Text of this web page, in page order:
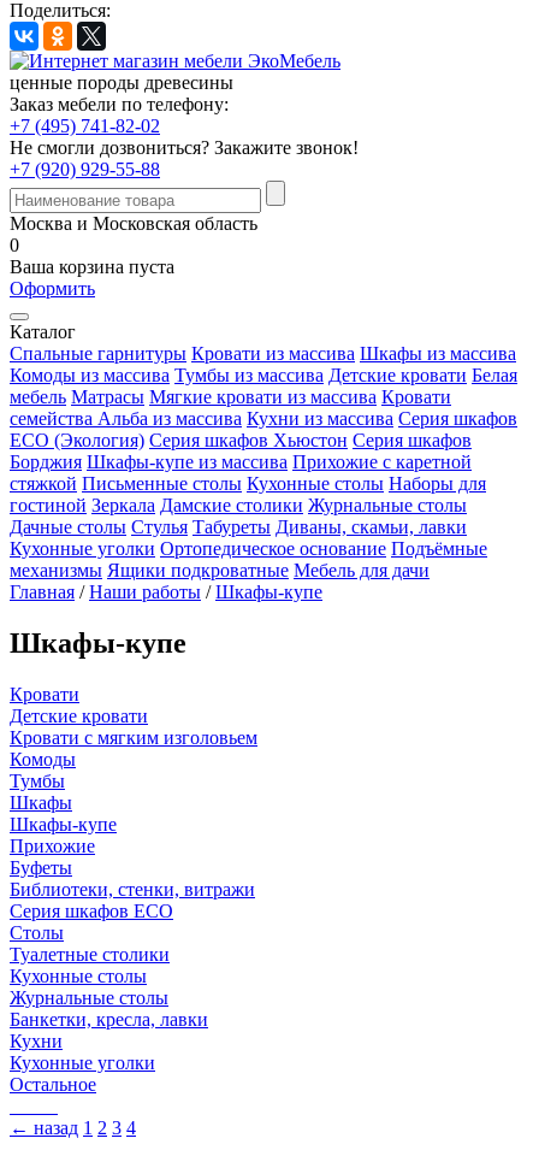
Поделиться:
ценные породы древесины
Заказ мебели по телефону:
+7 (495) 741-82-02
Не смогли дозвониться? Закажите звонок!
+7 (920) 929-55-88
Москва и Московская область
0
Ваша корзина пуста
Оформить
Каталог
Спальные гарнитуры Кровати из массива Шкафы из массива
Комоды из массива Тумбы из массива Детские кровати Белая
мебель Матрасы Мягкие кровати из массива Кровати
семейства Альба из массива Кухни из массива Серия шкафов
ECO (Экология) Серия шкафов Хьюстон Серия шкафов
Борджия Шкафы-купе из массива Прихожие с каретной
стяжкой Письменные столы Кухонные столы Наборы для
гостиной Зеркала Дамские столики Журнальные столы
Дачные столы Стулья Табуреты Диваны, скамьи, лавки
Кухонные уголки Ортопедическое основание Подъёмные
механизмы Ящики подкроватные Мебель для дачи
Главная /Наши работы /Шкафы-купе
Шкафы-купе
Кровати
Детские кровати
Кровати с мягким изголовьем
Комоды
Тумбы
Шкафы
Шкафы-купе
Прихожие
Буфеты
Библиотеки, стенки, витражи
Серия шкафов ECO
Столы
Туалетные столики
Кухонные столы
Журнальные столы
Банкетки, кресла, лавки
Кухни
Кухонные уголки
Остальное
← назад 1 2 3 4